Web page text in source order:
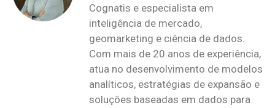
Cognatis e especialista em
inteligência de mercado,
geomarketing e ciência de dados.
Com mais de 20 anos de experiência,
atua no desenvolvimento de modelos
analíticos, estratégias de expansão e
soluções baseadas em dados para